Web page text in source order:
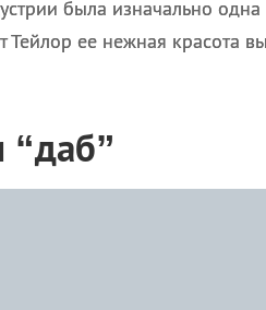
была изначально одна
Тейлор ее нежная красота
“даб”